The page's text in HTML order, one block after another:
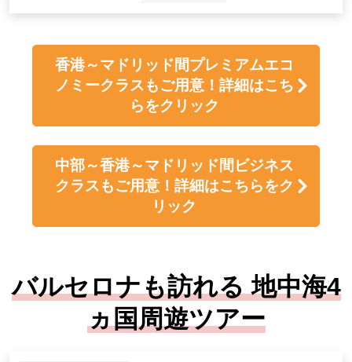
香港～マドリッド間プレミアムエコ
ノミークラスもご用意！詳細はこち
らをクリック
中部～香港～マドリッド間ビジネス
クラスもご用意！詳細はこちらをク
リック
バルセロナも訪れる 地中海4
ヵ国周遊ツアー